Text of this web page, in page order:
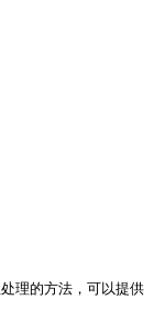
理的方法，可以提供